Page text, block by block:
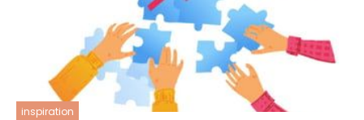
inspiration